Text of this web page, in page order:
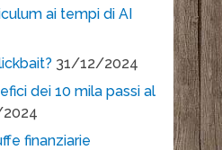
ai tempi di AI
31/12/2024
dei 10 mila passi al
finanziarie